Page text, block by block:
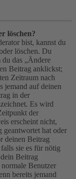
löschen?
bist, kannst du
löschen. Du
du das „Ändere
Beitrag anklickst;
Zeitraum nach
jemand auf deinen
in der
Es wird
der
erscheint nicht,
geantwortet hat oder
deinen Beitrag
sie es für nötig
Beitrag
Benutzer
bereits jemand